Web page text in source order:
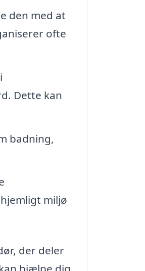
den med at
ofte
Dette kan
badning,
miljø
der deler